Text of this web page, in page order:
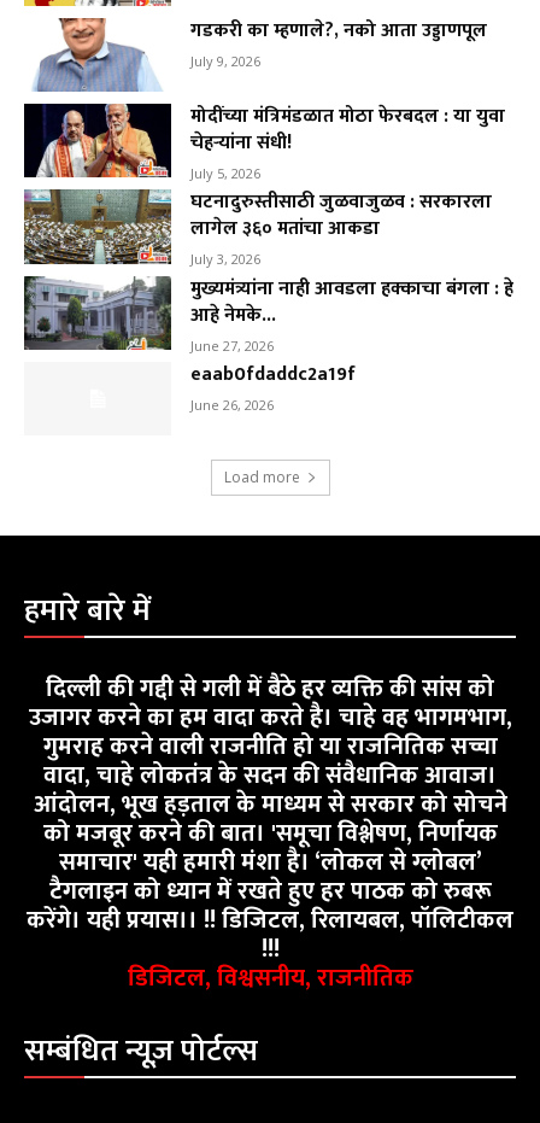
गडकरी का म्हणाले?, नको आता उड्डाणपूल
July 9, 2026
मोदींच्या मंत्रिमंडळात मोठा फेरबदल : या युवा
चेहऱ्यांना संधी!
July 5, 2026
घटनादुरुस्तीसाठी जुळवाजुळव : सरकारला
लागेल ३६० मतांचा आकडा
July 3, 2026
मुख्यमंत्र्यांना नाही आवडला हक्काचा बंगला : हे
आहे नेमके...
June 27, 2026
eaab0fdaddc2a19f
June 26, 2026
Load more
हमारे बारे में
दिल्ली की गद्दी से गली में बैठे हर व्यक्ति की सांस को
उजागर करने का हम वादा करते है। चाहे वह भागमभाग,
गुमराह करने वाली राजनीति हो या राजनितिक सच्चा
वादा, चाहे लोकतंत्र के सदन की संवैधानिक आवाज।
आंदोलन, भूख हड़ताल के माध्यम से सरकार को सोचने
को मजबूर करने की बात। 'समूचा विश्लेषण, निर्णायक
समाचार' यही हमारी मंशा है। ‘लोकल से ग्लोबल’
टैगलाइन को ध्यान में रखते हुए हर पाठक को रुबरू
करेंगे। यही प्रयास।। !! डिजिटल, रिलायबल, पॉलिटीकल
!!!
डिजिटल, विश्वसनीय, राजनीतिक
सम्बंधित न्यूज़ पोर्टल्स